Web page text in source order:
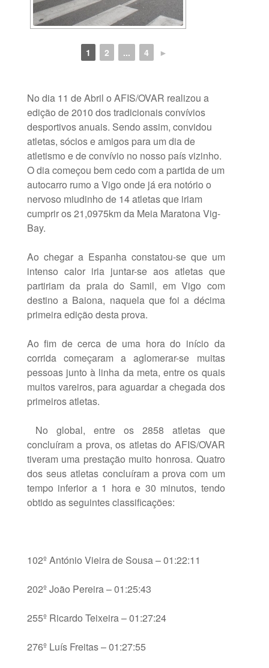
1 2 ... 4 ►
No dia 11 de Abril o AFIS/OVAR realizou a
edição de 2010 dos tradicionais convívios
desportivos anuais. Sendo assim, convidou
atletas, sócios e amigos para um dia de
atletismo e de convívio no nosso país vizinho.
O dia começou bem cedo com a partida de um
autocarro rumo a Vigo onde já era notório o
nervoso miudinho de 14 atletas que iriam
cumprir os 21,0975km da Meia Maratona Vig-
Bay.
Ao chegar a Espanha constatou-se que um
intenso calor iria juntar-se aos atletas que
partiriam da praia do Samil, em Vigo com
destino a Baiona, naquela que foi a décima
primeira edição desta prova.
Ao fim de cerca de uma hora do início da
corrida começaram a aglomerar-se muitas
pessoas junto à linha da meta, entre os quais
muitos vareiros, para aguardar a chegada dos
primeiros atletas.
No global, entre os 2858 atletas que
concluíram a prova, os atletas do AFIS/OVAR
tiveram uma prestação muito honrosa. Quatro
dos seus atletas concluíram a prova com um
tempo inferior a 1 hora e 30 minutos, tendo
obtido as seguintes classificações:
102º António Vieira de Sousa – 01:22:11
202º João Pereira – 01:25:43
255º Ricardo Teixeira – 01:27:24
276º Luís Freitas – 01:27:55